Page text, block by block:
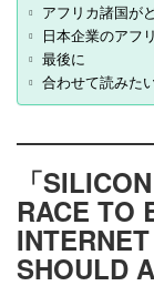
アフリカ諸国が
日本企業のアフ
最後に
合わせて読みた
「
RACE TO
SHOULD